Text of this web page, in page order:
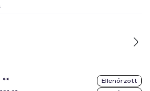
** Ellenőrzött